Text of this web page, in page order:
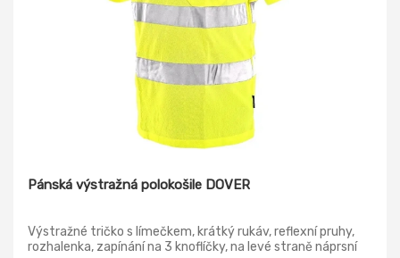
Pánská výstražná polokošile DOVER
Výstražné tričko s límečkem, krátký rukáv, reflexní pruhy,
rozhalenka, zapínání na 3 knoflíčky, na levé straně náprsní